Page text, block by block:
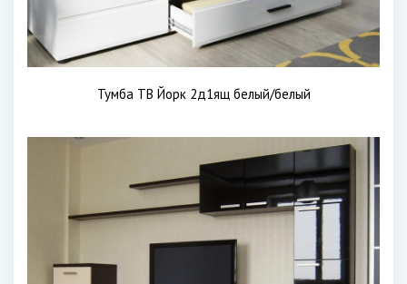
Тумба ТВ Йорк 2д1ящ белый/белый